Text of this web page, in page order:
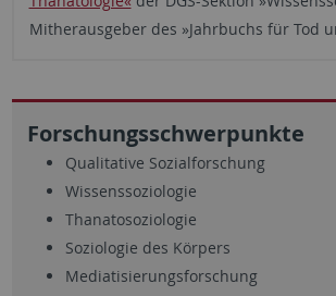
Mitherausgeber des »Jahrbuchs für Tod
Forschungsschwerpunkte
Qualitative Sozialforschung
Wissenssoziologie
Thanatosoziologie
Soziologie des Körpers
Mediatisierungsforschung